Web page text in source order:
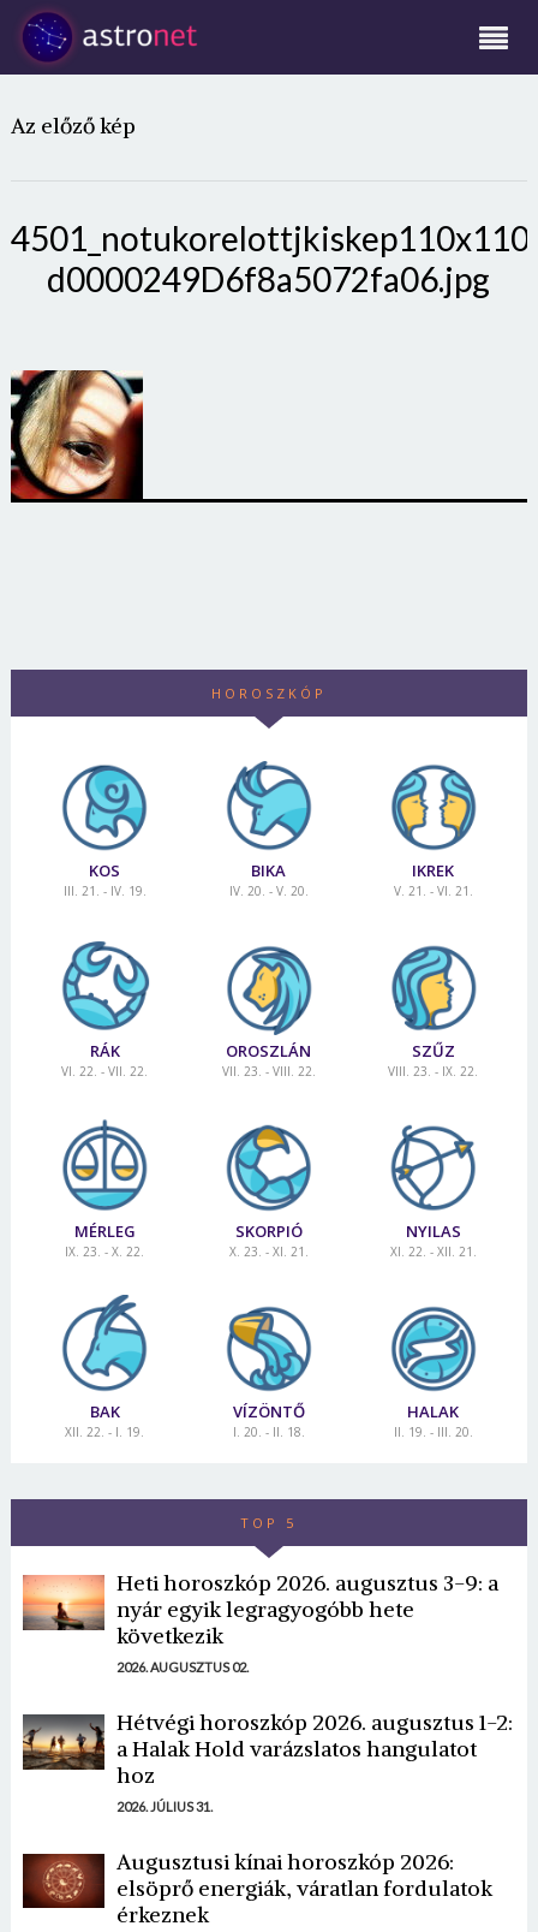
Az előző kép
d0000249D6f8a5072fa06.jpg
HOROSZKÓP
KOS
III. 21. - IV. 19.
BIKA
IV. 20. - V. 20.
IKREK
V. 21. - VI. 21.
RÁK
VI. 22. - VII. 22.
OROSZLÁN
VII. 23. - VIII. 22.
SZŰZ
VIII. 23. - IX. 22.
MÉRLEG
IX. 23. - X. 22.
SKORPIÓ
X. 23. - XI. 21.
NYILAS
XI. 22. - XII. 21.
BAK
XII. 22. - I. 19.
VÍZÖNTŐ
I. 20. - II. 18.
HALAK
II. 19. - III. 20.
TOP 5
Heti horoszkóp 2026. augusztus 3-9: a
nyár egyik legragyogóbb hete
következik
2026. AUGUSZTUS 02.
Hétvégi horoszkóp 2026. augusztus 1-2:
a Halak Hold varázslatos hangulatot
hoz
2026. JÚLIUS 31.
Augusztusi kínai horoszkóp 2026:
elsöprő energiák, váratlan fordulatok
érkeznek